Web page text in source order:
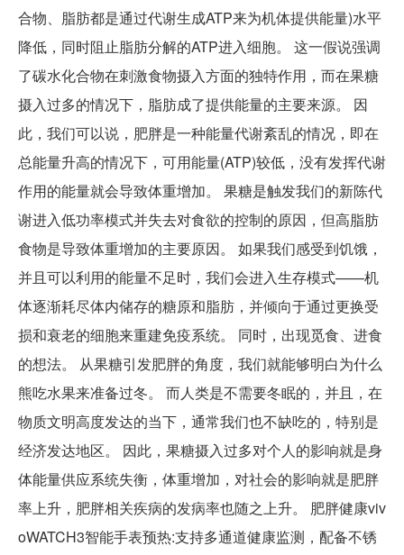
合物、脂肪都是通过代谢生成ATP来为机体提供能量)水平
降低，同时阻止脂肪分解的ATP进入细胞。 这一假说强调
了碳水化合物在刺激食物摄入方面的独特作用，而在果糖
摄入过多的情况下，脂肪成了提供能量的主要来源。 因
此，我们可以说，肥胖是一种能量代谢紊乱的情况，即在
总能量升高的情况下，可用能量(ATP)较低，没有发挥代谢
作用的能量就会导致体重增加。 果糖是触发我们的新陈代
谢进入低功率模式并失去对食欲的控制的原因，但高脂肪
食物是导致体重增加的主要原因。 如果我们感受到饥饿，
并且可以利用的能量不足时，我们会进入生存模式——机
体逐渐耗尽体内储存的糖原和脂肪，并倾向于通过更换受
损和衰老的细胞来重建免疫系统。 同时，出现觅食、进食
的想法。 从果糖引发肥胖的角度，我们就能够明白为什么
熊吃水果来准备过冬。 而人类是不需要冬眠的，并且，在
物质文明高度发达的当下，通常我们也不缺吃的，特别是
经济发达地区。 因此，果糖摄入过多对个人的影响就是身
体能量供应系统失衡，体重增加，对社会的影响就是肥胖
率上升，肥胖相关疾病的发病率也随之上升。 肥胖健康viv
oWATCH3智能手表预热:支持多通道健康监测，配备不锈